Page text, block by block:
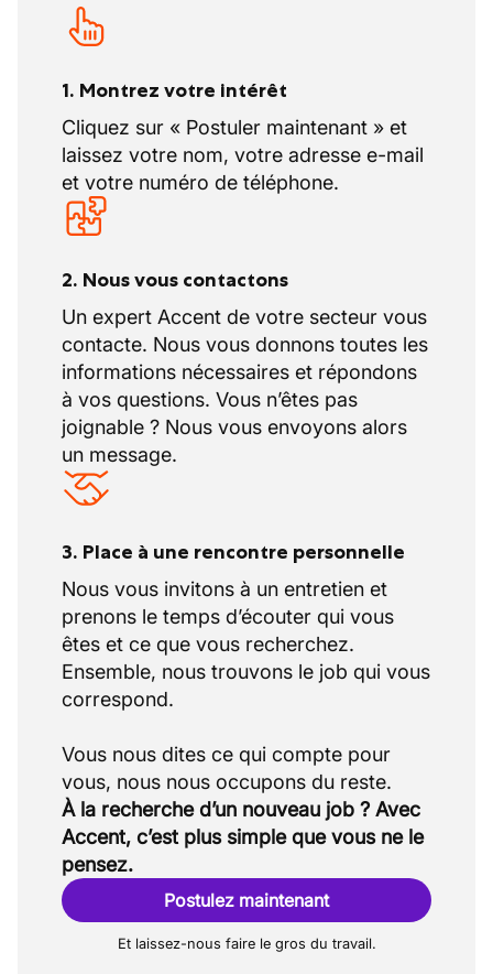
1. Montrez votre intérêt
Cliquez sur « Postuler maintenant » et
laissez votre nom, votre adresse e-mail
et votre numéro de téléphone.
2. Nous vous contactons
Un expert Accent de votre secteur vous
contacte. Nous vous donnons toutes les
informations nécessaires et répondons
à vos questions. Vous n’êtes pas
joignable ? Nous vous envoyons alors
un message.
3. Place à une rencontre personnelle
Nous vous invitons à un entretien et
prenons le temps d’écouter qui vous
êtes et ce que vous recherchez.
Ensemble, nous trouvons le job qui vous
correspond.
Vous nous dites ce qui compte pour
À la recherche d’un nouveau job ? Avec
Accent, c’est plus simple que vous ne le
pensez.
Postulez maintenant
Et laissez-nous faire le gros du travail.